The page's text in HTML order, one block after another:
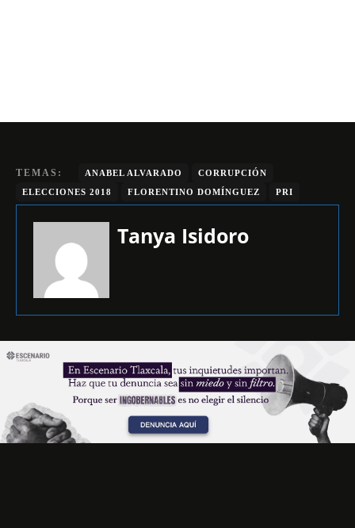
TEMAS: ANABEL ALVARADO
CORRUPCIÓN
ELECCIONES 2018
FLORENTINO DOMÍNGUEZ PRI
Tanya Isidoro